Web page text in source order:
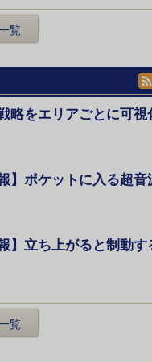
覧
略をエリアごとに可視
】ポケットに入る超音
】立ち上がると制動す
覧